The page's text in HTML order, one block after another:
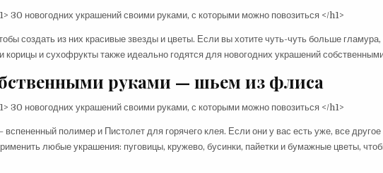
создать из них красивые звезды и цветы. Если вы хотите чуть-чуть больше
и сухофрукты также идеально годятся для новогодних украшений
руками — шьем из флиса
полимер и Пистолет для горячего клея. Если они у вас есть уже, все другое
любые украшения: пуговицы, кружево, бусинки, пайетки и бумажные цветы,